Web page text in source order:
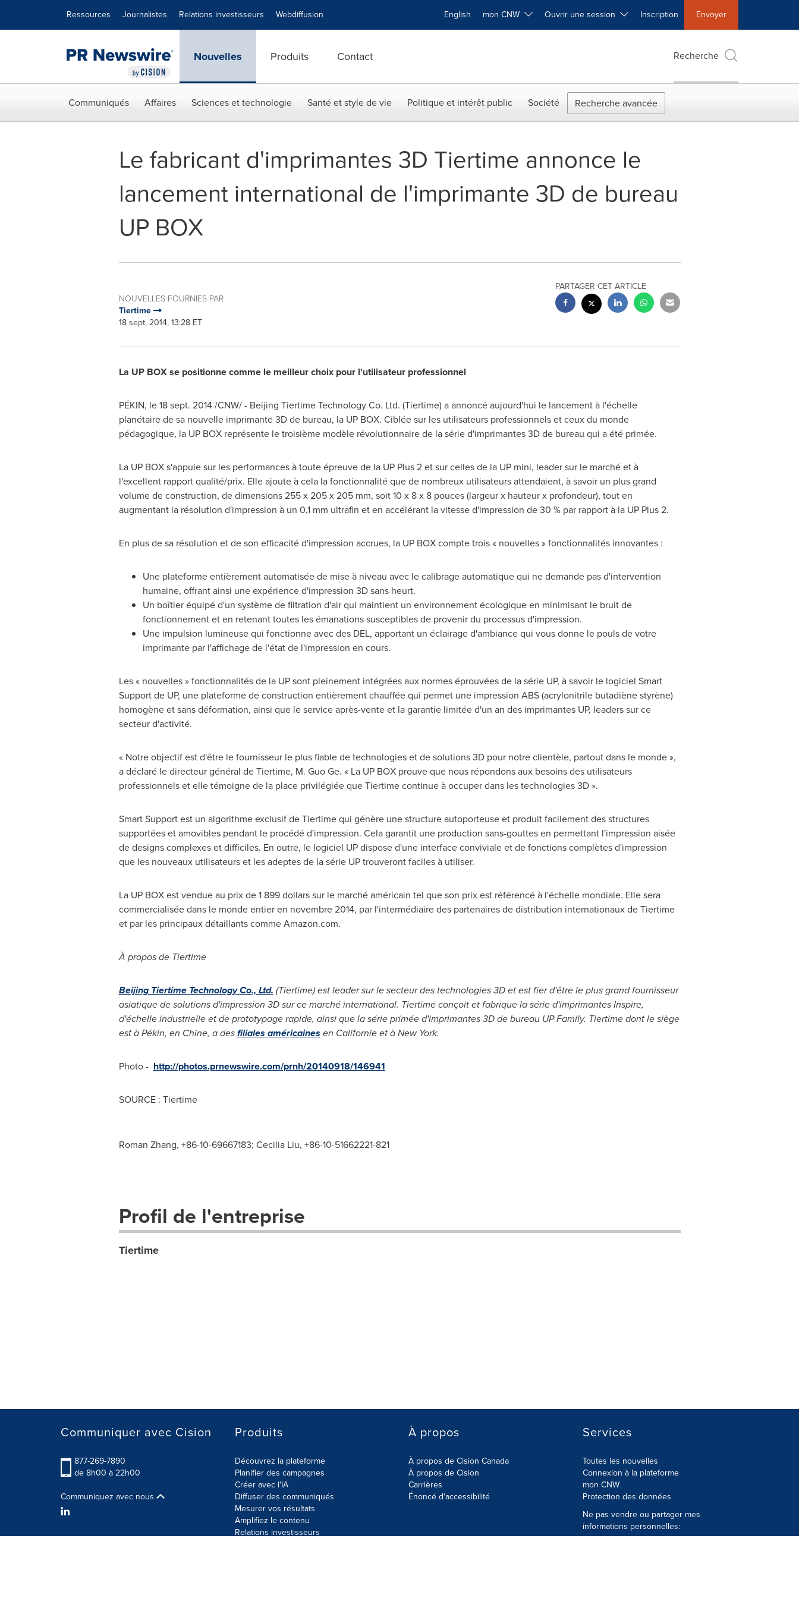
Ressources Journalistes Relations investisseurs Webdiffusion English mon CNW Ouvrir une session Inscription Envoyer
Nouvelles Produits Contact Recherche
Communiqués Affaires Sciences et technologie Santé et style de vie Politique et intérêt public Société Recherche avancée
Le fabricant d'imprimantes 3D Tiertime annonce le
lancement international de l'imprimante 3D de bureau
UP BOX
NOUVELLES FOURNIES PAR
Tiertime
18 sept, 2014, 13:28 ET
PARTAGER CET ARTICLE
La UP BOX se positionne comme le meilleur choix pour l'utilisateur professionnel
PÉKIN, le 18 sept. 2014 /CNW/ - Beijing Tiertime Technology Co. Ltd. (Tiertime) a annoncé aujourd'hui le lancement à l'échelle
planétaire de sa nouvelle imprimante 3D de bureau, la UP BOX. Ciblée sur les utilisateurs professionnels et ceux du monde
pédagogique, la UP BOX représente le troisième modèle révolutionnaire de la série d'imprimantes 3D de bureau qui a été primée.
La UP BOX s'appuie sur les performances à toute épreuve de la UP Plus 2 et sur celles de la UP mini, leader sur le marché et à
l'excellent rapport qualité/prix. Elle ajoute à cela la fonctionnalité que de nombreux utilisateurs attendaient, à savoir un plus grand
volume de construction, de dimensions 255 x 205 x 205 mm, soit 10 x 8 x 8 pouces (largeur x hauteur x profondeur), tout en
augmentant la résolution d'impression à un 0,1 mm ultrafin et en accélérant la vitesse d'impression de 30 % par rapport à la UP Plus 2.
En plus de sa résolution et de son efficacité d'impression accrues, la UP BOX compte trois « nouvelles » fonctionnalités innovantes :
Une plateforme entièrement automatisée de mise à niveau avec le calibrage automatique qui ne demande pas d'intervention
humaine, offrant ainsi une expérience d'impression 3D sans heurt.
Un boîtier équipé d'un système de filtration d'air qui maintient un environnement écologique en minimisant le bruit de
fonctionnement et en retenant toutes les émanations susceptibles de provenir du processus d'impression.
Une impulsion lumineuse qui fonctionne avec des DEL, apportant un éclairage d'ambiance qui vous donne le pouls de votre
imprimante par l'affichage de l'état de l'impression en cours.
Les « nouvelles » fonctionnalités de la UP sont pleinement intégrées aux normes éprouvées de la série UP, à savoir le logiciel Smart
Support de UP, une plateforme de construction entièrement chauffée qui permet une impression ABS (acrylonitrile butadiène styrène)
homogène et sans déformation, ainsi que le service après-vente et la garantie limitée d'un an des imprimantes UP, leaders sur ce
secteur d'activité.
« Notre objectif est d'être le fournisseur le plus fiable de technologies et de solutions 3D pour notre clientèle, partout dans le monde »,
a déclaré le directeur général de Tiertime, M. Guo Ge. « La UP BOX prouve que nous répondons aux besoins des utilisateurs
professionnels et elle témoigne de la place privilégiée que Tiertime continue à occuper dans les technologies 3D ».
Smart Support est un algorithme exclusif de Tiertime qui génère une structure autoporteuse et produit facilement des structures
supportées et amovibles pendant le procédé d'impression. Cela garantit une production sans-gouttes en permettant l'impression aisée
de designs complexes et difficiles. En outre, le logiciel UP dispose d'une interface conviviale et de fonctions complètes d'impression
que les nouveaux utilisateurs et les adeptes de la série UP trouveront faciles à utiliser.
La UP BOX est vendue au prix de 1 899 dollars sur le marché américain tel que son prix est référencé à l'échelle mondiale. Elle sera
commercialisée dans le monde entier en novembre 2014, par l'intermédiaire des partenaires de distribution internationaux de Tiertime
et par les principaux détaillants comme Amazon.com.
À propos de Tiertime
Beijing Tiertime Technology Co., Ltd. (Tiertime)est leader sur le secteur des technologies 3D et est fier d'être le plus grand fournisseur
asiatique de solutions d'impression 3D sur ce marché international. Tiertime conçoit et fabrique la série d'imprimantes Inspire,
d'échelle industrielle et de prototypage rapide, ainsi que la série primée d'imprimantes 3D de bureau UP Family. Tiertime dont le siège
est à Pékin, en Chine, a desfiliales américainesen Californie et àNew York.
Photo - http://photos.prnewswire.com/prnh/20140918/146941
SOURCE : Tiertime
Roman Zhang, +86-10-69667183; Cecilia Liu, +86-10-51662221-821
Profil de l'entreprise
Tiertime
Communiquer avec Cision
877-269-7890
de 8h00 à 22h00
Communiquez avec nous
Produits
Découvrez la plateforme
Planifier des campagnes
Créer avec l'IA
Diffuser des communiqués
Mesurer vos résultats
Amplifiez le contenu
Relations investisseurs
À propos
À propos de Cision Canada
À propos de Cision
Carrières
Énoncé d'accessibilité
Services
Toutes les nouvelles
Connexion à la plateforme
mon CNW
Protection des données
Ne pas vendre ou partager mes
informations personnelles: